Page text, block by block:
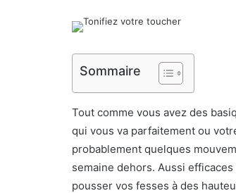
Sommaire
Tout comme vous avez des
qui vous va parfaitement ou
probablement quelques
semaine dehors. Aussi
pousser vos fesses à des